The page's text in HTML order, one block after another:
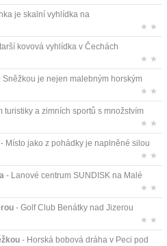
je skalní vyhlídka na
★ ★
kovová vyhlídka v Čechách
★ ★
Sněžkou je nejen malebným horským
★ ★
turistiky a zimních sportů s množstvím
★ ★
- Místo jako z pohádky je naplněné silou
★ ★
- Lanové centrum SUNDISK na Malé
★ ★
- Golf Club Benátky nad Jizerou
★ ★
- Horská bobová dráha v Peci pod